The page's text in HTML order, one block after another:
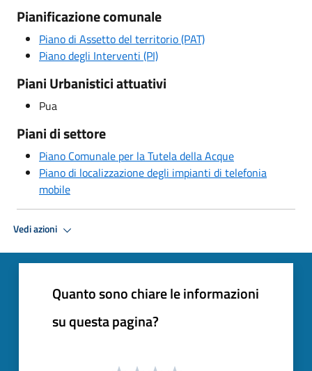
Pianificazione comunale
Piano di Assetto del territorio (PAT)
Piano degli Interventi (PI)
Piani Urbanistici attuativi
Pua
Piani di settore
Piano Comunale per la Tutela della Acque
Piano di localizzazione degli impianti di telefonia
mobile
Vedi azioni
Quanto sono chiare le informazioni
su questa pagina?